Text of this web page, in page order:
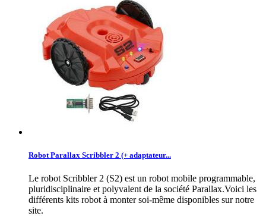
Robot Parallax Scribbler 2 (+ adaptateur...
Le robot Scribbler 2 (S2) est un robot mobile programmable,
pluridisciplinaire et polyvalent de la société Parallax.Voici les
différents kits robot à monter soi-même disponibles sur notre
site.